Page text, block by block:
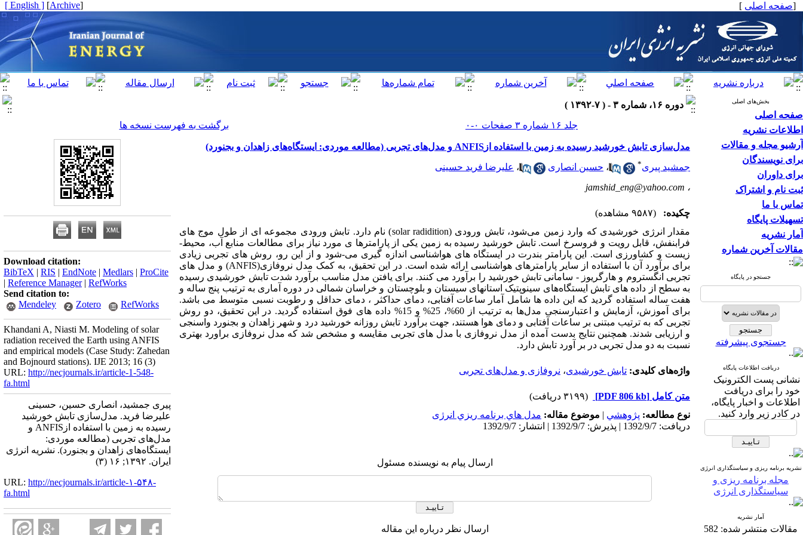
[صفحه اصلی ]
[
Archive
]
[ English ]
بخش‌های اصلی
صفحه اصلی
اطلاعات نشریه
آرشیو مجله و مقالات
برای نویسندگان
برای داوران
ثبت نام و اشتراک
تماس با ما
تسهیلات پایگاه
آمار نشریه
مقالات آخرین شماره
جستجو در پایگاه
جستجوی پیشرفته
دریافت اطلاعات پایگاه
نشانی پست الکترونیک
خود را برای دریافت
اطلاعات و اخبار پایگاه،
در کادر زیر وارد کنید.
نشریه برنامه ریزی و سیاستگذاری انرژی
مجله برنامه ریزی و
سیاستگذاری انرژی
آمار نشریه
مقالات منتشر شده: 582
دوره ۱۶، شماره ۳ - ( ۷-۱۳۹۲ )
جلد ۱۶ شماره ۳ صفحات ۰-۰
برگشت به فهرست نسخه ها
مدل‌سازی تابش خورشید رسیده به زمین با استفاده ازANFIS و مدل‌های تجربی (مطالعه موردی: ایستگاه‌های زاهدان و بجنورد)
جمشید پیری* ، حسین انصاری ، علیرضا فرید حسینی
، jamshid_eng@yahoo.com
چکیده:
(۹۵۸۷ مشاهده)
مقدار انرژی خورشیدی که وارد زمین می‌شود، تابش ورودی (solar radidition) نام دارد. تابش ورودی مجموعه ای از طول موج های
فرابنفش، قابل رویت و فروسرخ است. تابش خورشید رسیده به زمین یکی از پارامترها ی مورد نیاز برای مطالعات منابع آب، محیط-
زیست و کشاورزی است. این پارامتر بندرت در ایستگاه های هواشناسی اندازه گیری می-شود و از این رو، روش های تجربی زیادی
برای برآورد آن با استفاده از سایر پارامترهای هواشناسی ارائه شده است. در این تحقیق، به کمک مدل نروفازی(ANFIS) و مدل های
تجربی انگستروم و هارگریوز - سامانی تابش خورشید را برآورد می کنند. برای یافتن مدل مناسب برآورد شدت تابش خورشیدی رسیده
به سطح از داده های تابش ایستگاه‌های سینوپتیک استانهای سیستان و بلوچستان و خراسان شمالی در دوره آماری به ترتیب پنج ساله و
هفت ساله استفاده گردید که این داده ها شامل آمار ساعات آفتابی، دمای حداکثر ، دمای حداقل و رطوبت نسبی متوسط می باشد.
برای آموزش، آزمایش و اعتبارسنجی مدل‌ها به ترتیب از 60%، 25% و 15% داده های فوق استفاده گردید. در این تحقیق، دو روش
تجربی که به ترتیب مبتنی بر ساعات آفتابی و دمای هوا هستند، جهت برآورد تابش روزانه خورشید درد و شهر زاهدان و بجنورد واسنجی
و ارزیابی شدند. همچنین نتایج بدست آمده از مدل نروفازی با مدل های تجربی مقایسه و مشخص شد که مدل نروفازی براورد بهتری
نسبت به دو مدل تجربی در بر آورد تابش دارد.
واژه‌های کلیدی: تابش خورشیدی، نروفازی و مدل‌های تجربی
متن کامل [PDF 806 kb]
(۳۱۹۹ دریافت)
نوع مطالعه: پژوهشي | موضوع مقاله: مدل هاي برنامه ريزي انرژی
دریافت: 1392/9/7 | پذیرش: 1392/9/7 | انتشار: 1392/9/7
ارسال پیام به نویسنده مسئول
ارسال نظر درباره این مقاله
Download citation:
BibTeX | RIS | EndNote | Medlars | ProCite
| Reference Manager| RefWorks
Send citation to:
Mendeley
Zotero RefWorks
Khandani A, Niasti M. Modeling of solar
radiation received the Earth using ANFIS
and empirical models (Case Study: Zahedan
and Bojnourd stations). IJE 2013; 16 (3)
URL: http://necjournals.ir/article-1-548-
fa.html
پیری جمشید، انصاری حسین، حسینی
علیرضا فرید. مدل‌سازی تابش خورشید
رسیده به زمین با استفاده ازANFIS و
مدل‌های تجربی (مطالعه موردی:
ایستگاه‌های زاهدان و بجنورد). نشریه انرژی
ایران. ۱۳۹۲; ۱۶ (۳)
URL: http://necjournals.ir/article-۱-۵۴۸-
fa.html